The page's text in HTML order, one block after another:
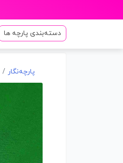
دسته‌بندی پارچه ها
پارچه‌نگار